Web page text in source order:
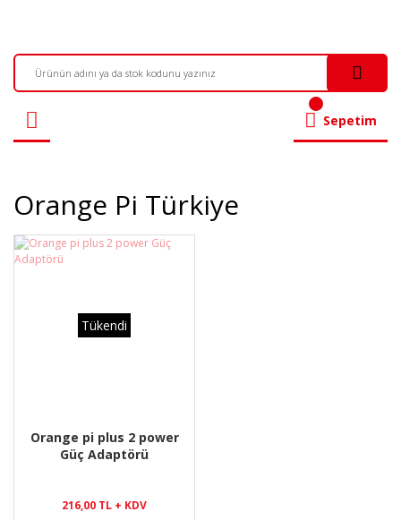
Sepetim
Orange Pi Türkiye
Tükendi
Orange pi plus 2 power
Güç Adaptörü
216,00 TL + KDV